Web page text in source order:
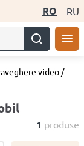
RO RU
video /
1 produse